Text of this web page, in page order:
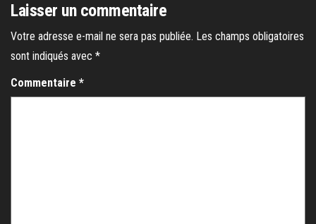
Laisser un commentaire
Votre adresse e-mail ne sera pas publiée. Les champs obligatoires
sont indiqués avec *
Commentaire *